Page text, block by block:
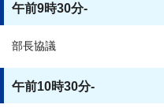
午前9時30分-
部長協議
午前10時30分-